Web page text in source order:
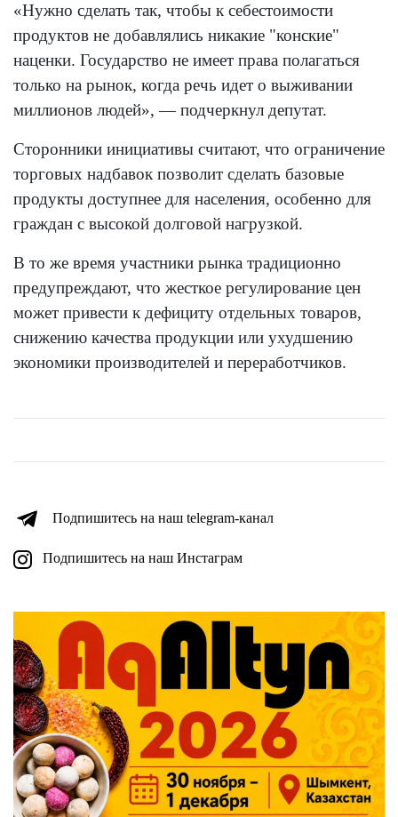
«Нужно сделать так, чтобы к себестоимости
продуктов не добавлялись никакие "конские"
наценки. Государство не имеет права полагаться
только на рынок, когда речь идет о выживании
миллионов людей», — подчеркнул депутат.
Сторонники инициативы считают, что ограничение
торговых надбавок позволит сделать базовые
продукты доступнее для населения, особенно для
граждан с высокой долговой нагрузкой.
В то же время участники рынка традиционно
предупреждают, что жесткое регулирование цен
может привести к дефициту отдельных товаров,
снижению качества продукции или ухудшению
экономики производителей и переработчиков.
Подпишитесь на наш telegram-канал
Подпишитесь на наш Инстаграм